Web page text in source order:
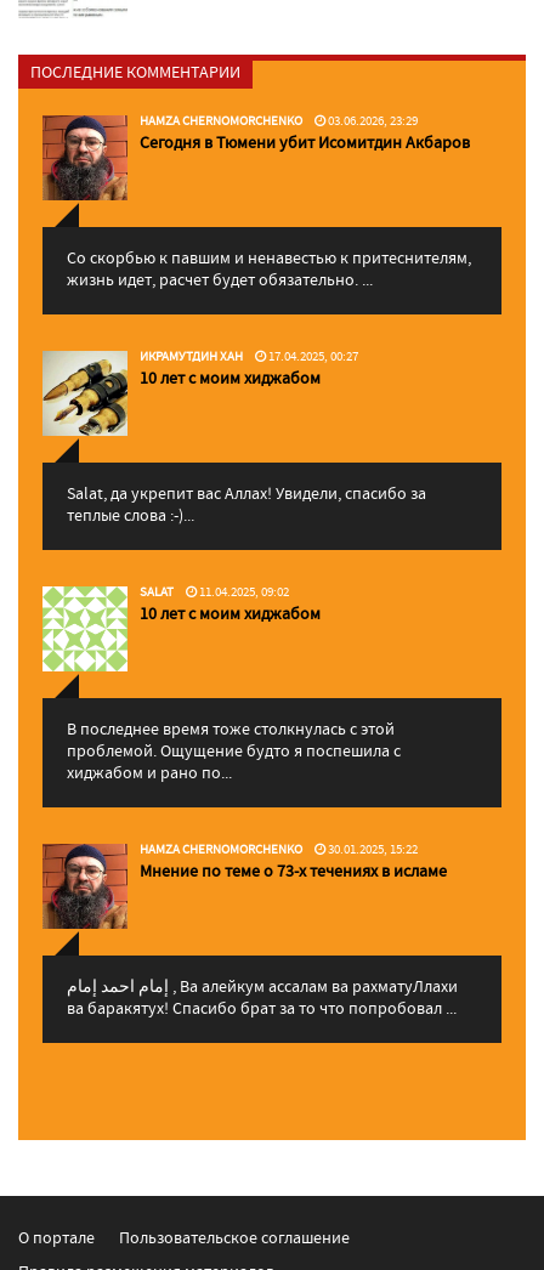
ПОСЛЕДНИЕ КОММЕНТАРИИ
HAMZA CHERNOMORCHENKO 03.06.2026, 23:29
Сегодня в Тюмени убит Исомитдин Акбаров
Со скорбью к павшим и ненавестью к притеснителям,
жизнь идет, расчет будет обязательно. ...
ИКРАМУТДИН ХАН 17.04.2025, 00:27
10 лет с моим хиджабом
Salat, да укрепит вас Аллаx! Увидели, спасибо за
теплые слова :-)...
SALAT 11.04.2025, 09:02
10 лет с моим хиджабом
В последнее время тоже столкнулась с этой
проблемой. Ощущение будто я поспешила с
хиджабом и рано по...
HAMZA CHERNOMORCHENKO 30.01.2025, 15:22
Мнение по теме о 73-х течениях в исламе
إمام احمد إمام , Ва алейкум ассалам ва рахматуЛлахи
ва баракятух! Спасибо брат за то что попробовал ...
О портале
Пользовательское соглашение